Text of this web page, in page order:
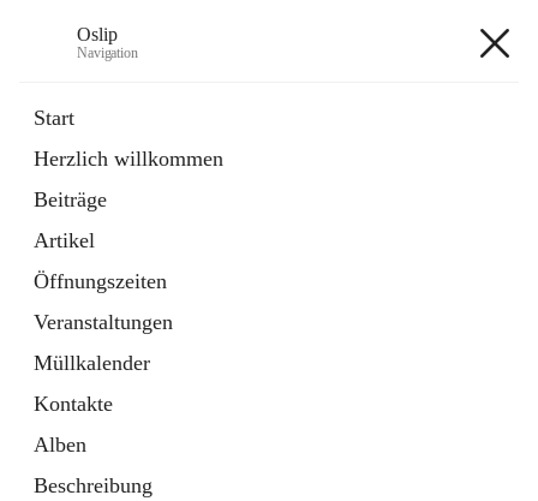
Oslip
Navigation
Start
Herzlich willkommen
Beiträge
Artikel
Öffnungszeiten
Veranstaltungen
Müllkalender
Kontakte
Alben
Beschreibung
Externe Webseite
in
Tab
Bundeskanzleramt Österreich
Externe Webseite
öffnet
in
neuem
Tab